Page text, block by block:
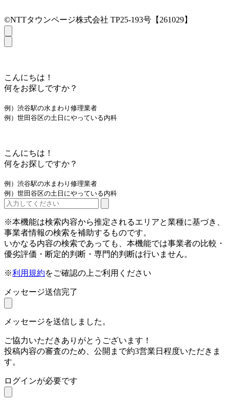
©NTTタウンページ株式会社 TP25-193号【261029】
こんにちは！
何をお探しですか？
例）渋谷駅の水まわり修理業者
例）世田谷区の土日にやっている内科
こんにちは！
何をお探しですか？
例）渋谷駅の水まわり修理業者
例）世田谷区の土日にやっている内科
※本機能は検索内容から推定されるエリアと業種に基づき、
事業者情報の検索を補助するものです。
いかなる内容の検索であっても、本機能では事業者の比較・
優劣評価・断定的判断・専門的判断は行いません。
※利用規約をご確認の上ご利用ください
メッセージ送信完了
メッセージを送信しました。
ご協力いただきありがとうございます！
投稿内容の審査のため、公開まで約3営業日程度いただきま
す。
ログインが必要です